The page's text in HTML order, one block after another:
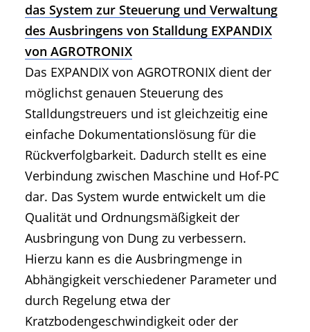
das System zur Steuerung und Verwaltung
des Ausbringens von Stalldung EXPANDIX
von AGROTRONIX
Das EXPANDIX von AGROTRONIX dient der
möglichst genauen Steuerung des
Stalldungstreuers und ist gleichzeitig eine
einfache Dokumentationslösung für die
Rückverfolgbarkeit. Dadurch stellt es eine
Verbindung zwischen Maschine und Hof-PC
dar. Das System wurde entwickelt um die
Qualität und Ordnungsmäßigkeit der
Ausbringung von Dung zu verbessern.
Hierzu kann es die Ausbringmenge in
Abhängigkeit verschiedener Parameter und
durch Regelung etwa der
Kratzbodengeschwindigkeit oder der